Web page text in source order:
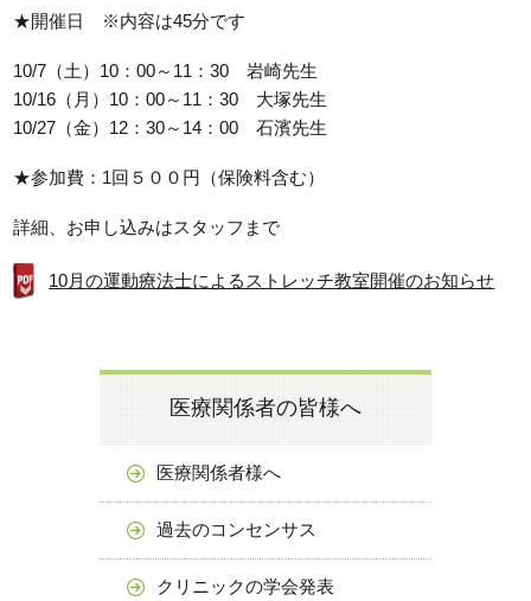
★開催日 ※内容は45分です
10/7（土）10：00～11：30 岩崎先生
10/16（月）10：00～11：30 大塚先生
10/27（金）12：30～14：00 石濱先生
★参加費：1回５００円（保険料含む）
詳細、お申し込みはスタッフまで
10月の運動療法士によるストレッチ教室開催のお知らせ
医療関係者の皆様へ
医療関係者様へ
過去のコンセンサス
クリニックの学会発表